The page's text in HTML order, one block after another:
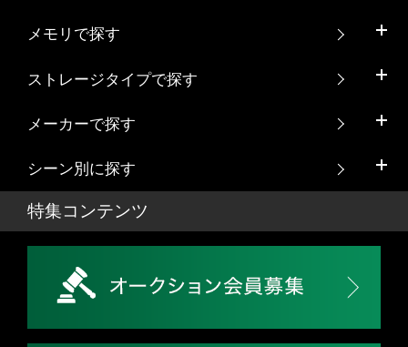
メモリで探す
ストレージタイプで探す
メーカーで探す
シーン別に探す
特集コンテンツ